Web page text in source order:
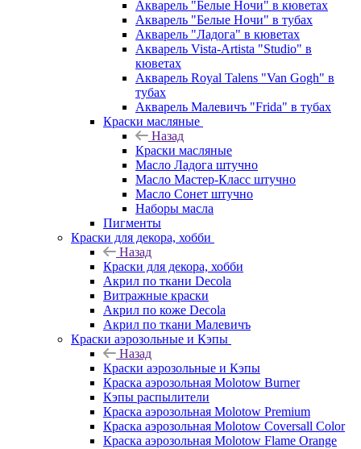
Акварель "Белые Ночи" в кюветах
Акварель "Белые Ночи" в тубах
Акварель "Ладога" в кюветах
Акварель Vista-Artista "Studio" в
кюветах
Акварель Royal Talens "Van Gogh" в
тубах
Акварель Малевичъ "Frida" в тубах
Краски масляные
Назад
Краски масляные
Масло Ладога штучно
Масло Мастер-Класс штучно
Масло Сонет штучно
Наборы масла
Пигменты
Краски для декора, хобби
Назад
Краски для декора, хобби
Акрил по ткани Decola
Витражные краски
Акрил по коже Decola
Акрил по ткани Малевичъ
Краски аэрозольные и Кэпы
Назад
Краски аэрозольные и Кэпы
Краска аэрозольная Molotow Burner
Кэпы распылители
Краска аэрозольная Molotow Premium
Краска аэрозольная Molotow Coversall Color
Краска аэрозольная Molotow Flame Orange